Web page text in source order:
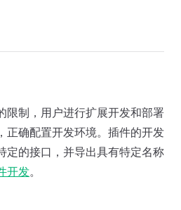
限制，用户进行扩展开发和部署
正确配置开发环境。插件的开发
定的接口，并导出具有特定名称
开发。